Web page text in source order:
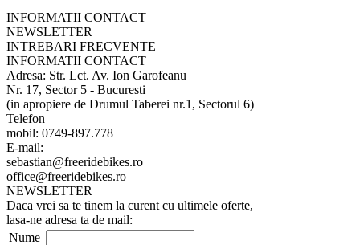
INFORMATII CONTACT
NEWSLETTER
INTREBARI FRECVENTE
INFORMATII CONTACT
Adresa: Str. Lct. Av. Ion Garofeanu
Nr. 17, Sector 5 - Bucuresti
(in apropiere de Drumul Taberei nr.1, Sectorul 6)
Telefon
mobil: 0749-897.778
E-mail:
sebastian@freeridebikes.ro
office@freeridebikes.ro
NEWSLETTER
Daca vrei sa te tinem la curent cu ultimele oferte,
lasa-ne adresa ta de mail:
Nume